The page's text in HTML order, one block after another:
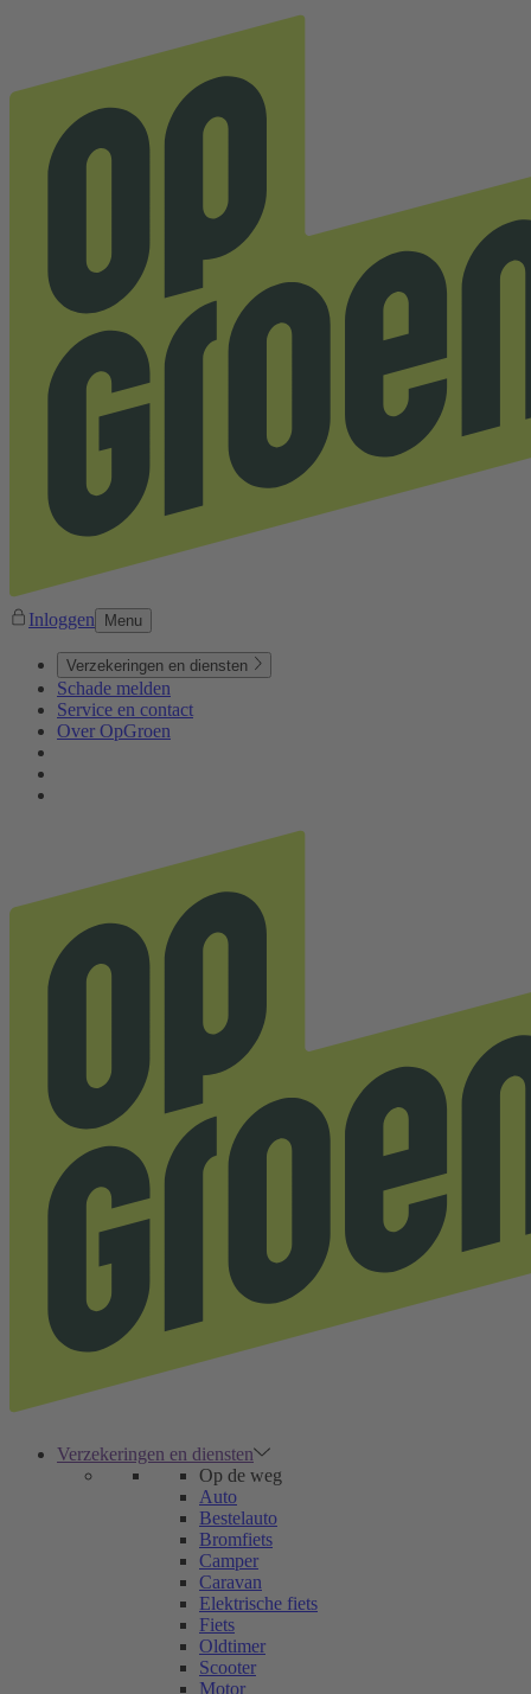
Inloggen Menu
Verzekeringen en diensten
Schade melden
Service en contact
Over OpGroen
Verzekeringen en diensten
Op de weg
Auto
Bestelauto
Bromfiets
Camper
Caravan
Elektrische fiets
Fiets
Oldtimer
Scooter
Motor